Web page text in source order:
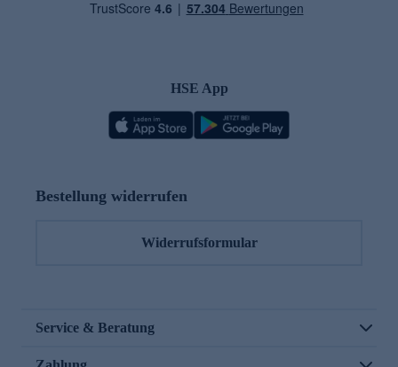
HSE App
Bestellung widerrufen
Widerrufsformular
Service & Beratung